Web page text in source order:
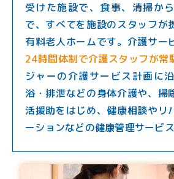
受けた施設で、食事、清掃か
で、すべてを施設のスタッフが
有料老人ホームです。介護サー
24時間体制で介護スタッフが常
ジャーの介護サービス計画に
浴・排泄などの身体介護や、掃
活援助をはじめ、健康相談やリ
ーションなどの健康管理サービス